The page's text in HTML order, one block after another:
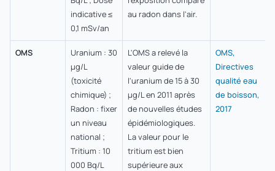
indicative ≤
0,1 mSv/an
au radon dans l'air.
OMS
Uranium : 30
µg/L
(toxicité
chimique) ;
Radon : fixer
un niveau
national ;
Tritium : 10
000 Bq/L
L'OMS a relevé la
valeur guide de
l'uranium de 15 à 30
µg/L en 2011 après
de nouvelles études
épidémiologiques.
La valeur pour le
tritium est bien
supérieure aux
OMS,
Directives
qualité eau
de boisson,
2017